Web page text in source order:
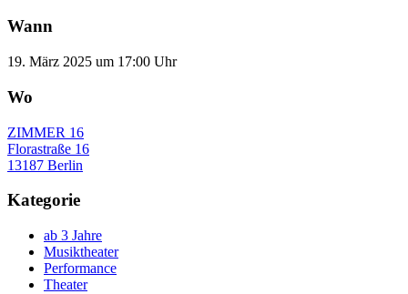
Wann
19. März 2025 um 17:00 Uhr
Wo
ZIMMER 16
Florastraße 16
13187 Berlin
Kategorie
ab 3 Jahre
Musiktheater
Performance
Theater